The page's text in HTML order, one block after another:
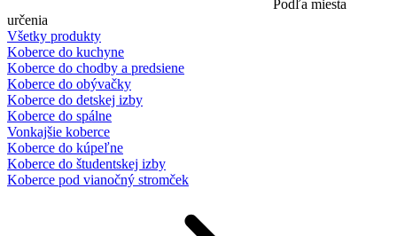
Podľa miesta
určenia
Všetky produkty
Koberce do kuchyne
Koberce do chodby a predsiene
Koberce do obývačky
Koberce do detskej izby
Koberce do spálne
Vonkajšie koberce
Koberce do kúpeľne
Koberce do študentskej izby
Koberce pod vianočný stromček